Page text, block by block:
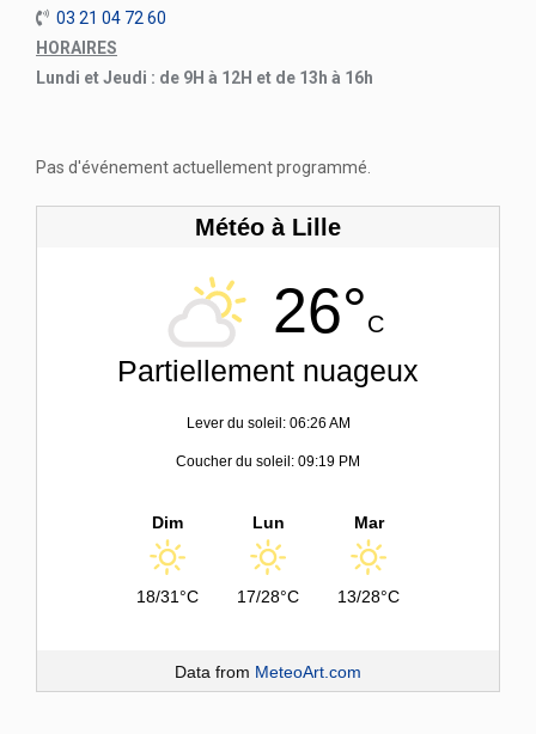
03 21 04 72 60
HORAIRES
Lundi et Jeudi : de 9H à 12H et de 13h à 16h
Pas d'événement actuellement programmé.
Météo à Lille
26°C
Partiellement nuageux
Lever du soleil: 06:26 AM
Coucher du soleil: 09:19 PM
Dim
18/31°C
Lun
17/28°C
Mar
13/28°C
Data from MeteoArt.com